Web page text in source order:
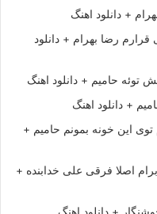
+ دانلود اهنگ
قرارم رضا بهرام + دانلود
حامیم + دانلود اهنگ
+ دانلود اهنگ
توی این خونه بمونم حامیم +
اصلا فرقی علی خدابنده +